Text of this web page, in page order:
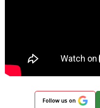
Follow us on